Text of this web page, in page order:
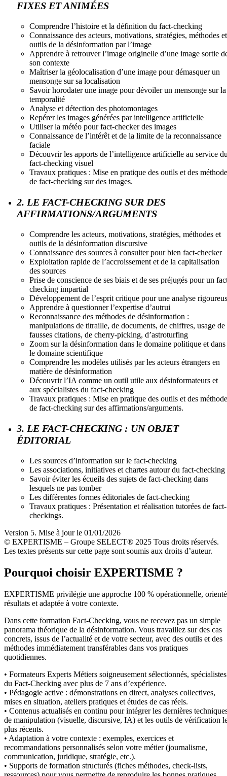
FIXES ET ANIMÉES
Comprendre l’histoire et la définition du fact-checking
Connaissance des acteurs, motivations, stratégies, méthodes et
outils de la désinformation par l’image
Apprendre à retrouver l’image originelle d’une image sortie
son contexte
Maîtriser la géolocalisation d’une image pour démasquer un
mensonge sur sa localisation
Savoir horodater une image pour dévoiler un mensonge sur la
temporalité
Analyse et détection des photomontages
Repérer les images générées par intelligence artificielle
Utiliser la météo pour fact-checker des images
Connaissance de l’intérêt et de la limite de la reconnaissance
faciale
Découvrir les apports de l’intelligence artificielle au service
fact-checking visuel
Travaux pratiques : Mise en pratique des outils et des
de fact-checking sur des images.
2. LE FACT-CHECKING SUR DES
AFFIRMATIONS/ARGUMENTS
Comprendre les acteurs, motivations, stratégies, méthodes et
outils de la désinformation discursive
Connaissance des sources à consulter pour bien fact-checker
Exploitation rapide de l’accroissement et de la capitalisation
des sources
Prise de conscience de ses biais et de ses préjugés pour un
checking impartial
Développement de l’esprit critique pour une analyse
Apprendre à questionner l’expertise d’autrui
Reconnaissance des méthodes de désinformation :
manipulations de titraille, de documents, de chiffres, usage de
fausses citations, de cherry-picking, d’astroturfing
Zoom sur la désinformation dans le domaine politique et dans
le domaine scientifique
Comprendre les modèles utilisés par les acteurs étrangers en
matière de désinformation
Découvrir l’IA comme un outil utile aux désinformateurs et
aux spécialistes du fact-checking
Travaux pratiques : Mise en pratique des outils et des
de fact-checking sur des affirmations/arguments.
3. LE FACT-CHECKING : UN OBJET
ÉDITORIAL
Les sources d’information sur le fact-checking
Les associations, initiatives et chartes autour du fact-checking
Savoir éviter les écueils des sujets de fact-checking dans
lesquels ne pas tomber
Les différentes formes éditoriales de fact-checking
Travaux pratiques : Présentation et réalisation tutorées de fact-
checkings.
Version 5. Mise à jour le 01/01/2026
© EXPERTISME – Groupe SELECT® 2025 Tous droits réservés.
Les textes présents sur cette page sont soumis aux droits d’auteur.
Pourquoi choisir EXPERTISME ?
EXPERTISME privilégie une approche 100 % opérationnelle,
résultats et adaptée à votre contexte.
Dans cette formation Fact-Checking, vous ne recevez pas un simple
panorama théorique de la désinformation. Vous travaillez sur des cas
concrets, issus de l’actualité et de votre secteur, avec des outils et des
méthodes immédiatement transférables dans vos pratiques
quotidiennes.
• Formateurs Experts Métiers soigneusement sélectionnés, spécialistes
du Fact-Checking avec plus de 7 ans d’expérience.
• Pédagogie active : démonstrations en direct, analyses collectives,
mises en situation, ateliers pratiques et études de cas réels.
• Contenus actualisés en continu pour intégrer les dernières
de manipulation (visuelle, discursive, IA) et les outils de vérification
plus récents.
• Adaptation à votre contexte : exemples, exercices et
recommandations personnalisés selon votre métier (journalisme,
communication, juridique, stratégie, etc.).
• Supports de formation structurés (fiches méthodes, check-lists,